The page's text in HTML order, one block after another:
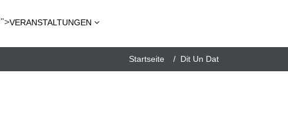
">VERANSTALTUNGEN
Startseite Dit Un Dat